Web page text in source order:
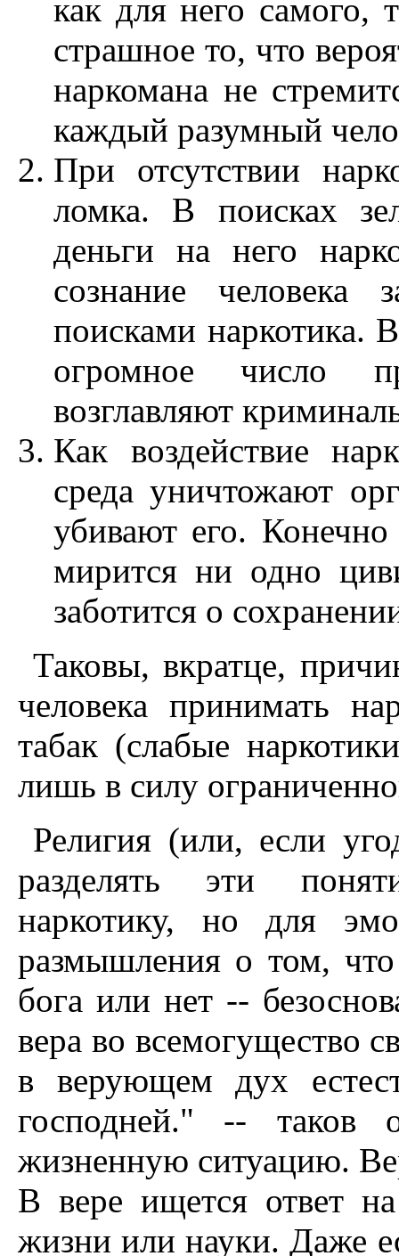
как для него
страшное то, что
наркомана не
каждый разумный
При отсутствии
ломка. В поисках
деньги на него
сознание человека
поисками наркотика.
огромное число
возглавляют
Как воздействие
среда уничтожают
убивают его.
мирится ни одно
заботится о
Таковы, вкратце,
человека принимать
табак (слабые
лишь в силу
Религия (или, если
разделять эти
наркотику, но для
размышления о том,
бога или нет --
вера во всемогущество
в верующем дух
господней." -- таков
жизненную ситуацию.
В вере ищется ответ
жизни или науки. Даже